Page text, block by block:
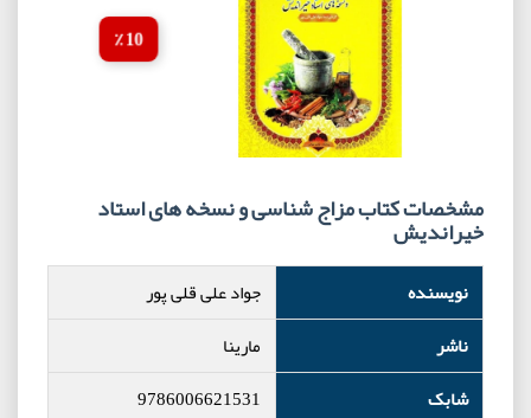
10 ٪
مشخصات کتاب مزاج شناسی و نسخه های استاد
خیراندیش
نویسنده
جواد علی قلی پور
ناشر
مارینا
شابک
9786006621531